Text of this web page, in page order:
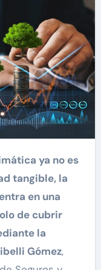
tangible, la
en una
de cubrir
la
Gómez,